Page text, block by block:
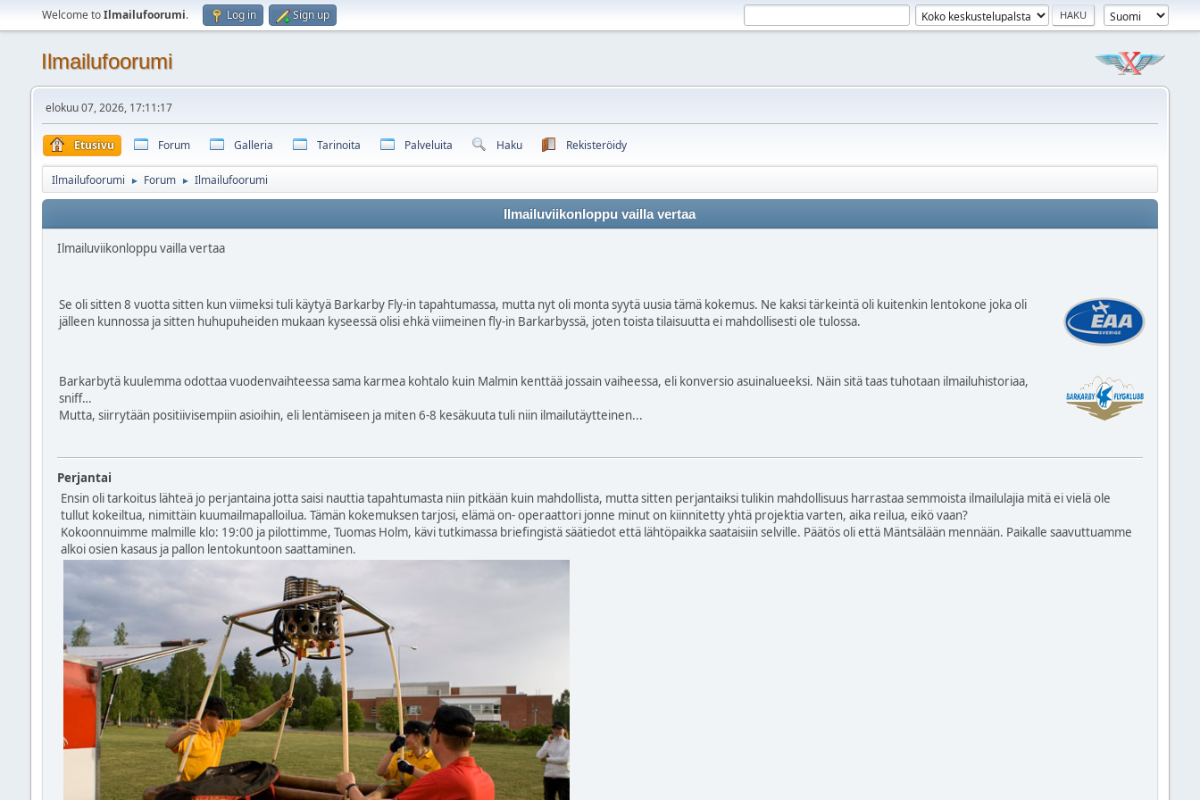
Welcome toIlmailufoorumi. Log in Sign up
Ilmailufoorumi
elokuu 07, 2026, 17:11:17
Etusivu Forum Galleria Tarinoita Palveluita Haku Rekisteröidy
Ilmailufoorumi ► Forum ► Ilmailufoorumi
Ilmailuviikonloppu vailla vertaa
Ilmailuviikonloppu vailla vertaa
Se oli sitten 8 vuotta sitten kun viimeksi tuli käytyä Barkarby Fly-in tapahtumassa, mutta nyt oli monta syytä uusia tämä kokemus. Ne kaksi tärkeintä oli kuitenkin lentokone joka oli
jälleen kunnossa ja sitten huhupuheiden mukaan kyseessä olisi ehkä viimeinen fly-in Barkarbyssä, joten toista tilaisuutta ei mahdollisesti ole tulossa.
Barkarbytä kuulemma odottaa vuodenvaihteessa sama karmea kohtalo kuin Malmin kenttää jossain vaiheessa, eli konversio asuinalueeksi. Näin sitä taas tuhotaan ilmailuhistoriaa,
sniff…
Mutta, siirrytään positiivisempiin asioihin, eli lentämiseen ja miten 6-8 kesäkuuta tuli niin ilmailutäytteinen...
Perjantai
Ensin oli tarkoitus lähteä jo perjantaina jotta saisi nauttia tapahtumasta niin pitkään kuin mahdollista, mutta sitten perjantaiksi tulikin mahdollisuus harrastaa semmoista ilmailulajia mitä ei vielä ole
tullut kokeiltua, nimittäin kuumailmapalloilua. Tämän kokemuksen tarjosi, elämä on- operaattori jonne minut on kiinnitetty yhtä projektia varten, aika reilua, eikö vaan?
Kokoonnuimme malmille klo: 19:00 ja pilottimme, Tuomas Holm, kävi tutkimassa briefingistä säätiedot että lähtöpaikka saataisiin selville. Päätös oli että Mäntsälään mennään. Paikalle saavuttuamme
alkoi osien kasaus ja pallon lentokuntoon saattaminen.